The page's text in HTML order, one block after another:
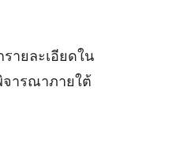
ยละเอียดใน
จารณาภายใต้